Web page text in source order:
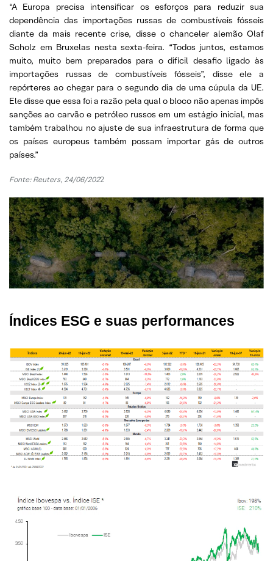
“A Europa precisa intensificar os esforços para reduzir sua
dependência das importações russas de combustíveis fósseis
diante da mais recente crise, disse o chanceler alemão Olaf
Scholz em Bruxelas nesta sexta-feira. “Todos juntos, estamos
muito, muito bem preparados para o difícil desafio ligado às
importações russas de combustíveis fósseis”, disse ele a
repórteres ao chegar para o segundo dia de uma cúpula da UE.
Ele disse que essa foi a razão pela qual o bloco não apenas impôs
sanções ao carvão e petróleo russos em um estágio inicial, mas
também trabalhou no ajuste de sua infraestrutura de forma que
os países europeus também possam importar gás de outros
países.”
Fonte: Reuters, 24/06/2022
Índices ESG e suas performances